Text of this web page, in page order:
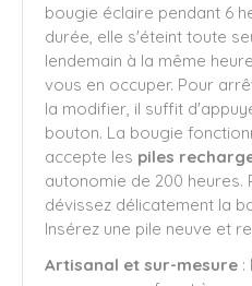
bougie éclaire pendant 6
durée, elle s'éteint toute
lendemain à la même
vous en occuper. Pour
la modifier, il suffit
bouton. La bougie
accepte les piles
autonomie de 200 heures.
dévissez délicatement la
Insérez une pile neuve et
Artisanal et sur-mesure :